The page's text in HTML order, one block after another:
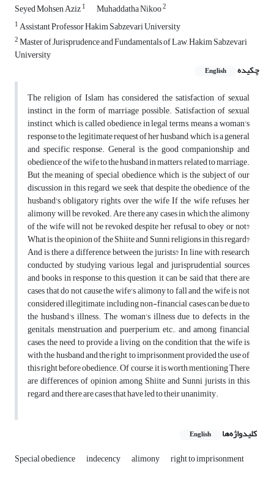
Seyed Mohsen Aziz1 Muhaddatha Nikoo2
1Assistant Professor Hakim Sabzevari University
2Master of Jurisprudence and Fundamentals of Law, Hakim Sabzevari
University
چکیده
English
The religion of Islam has considered the satisfaction of sexual
instinct in the form of marriage possible. Satisfaction of sexual
instinct, which is called obedience in legal terms, means a woman's
response to the legitimate request of her husband, which is a general
and specific response. General is the good companionship and
obedience of the wife to the husband in matters related to marriage.
But the meaning of special obedience, which is the subject of our
discussion in this regard, we seek that despite the obedience of the
husband's obligatory rights over the wife If the wife refuses, her
alimony will be revoked. Are there any cases in which the alimony
of the wife will not be revoked despite her refusal to obey or not?
What is the opinion of the Shiite and Sunni religions in this regard?
And is there a difference between the jurists? In line with research
conducted by studying various legal and jurisprudential sources
and books in response to this question, it can be said that there are
cases that do not cause the wife's alimony to fall and the wife is not
considered illegitimate, including non-financial cases can be due to
the husband's illness. The woman's illness due to defects in the
genitals, menstruation and puerperium, etc., and among financial
cases, the need to provide a living on the condition that the wife is
with the husband and the right to imprisonment provided the use of
this right before obedience. Of course, it is worth mentioning There
are differences of opinion among Shiite and Sunni jurists in this
regard, and there are cases that have led to their unanimity.
کلیدواژه‌ها English
Special obedience indecency alimony right to imprisonment